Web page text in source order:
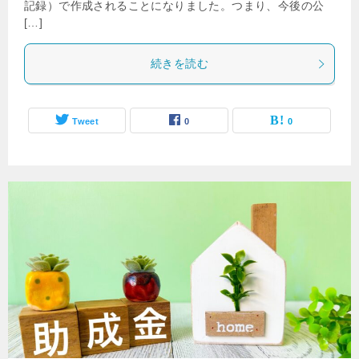
記録）で作成されることになりました。つまり、今後の公
[…]
続きを読む
Tweet 0 0